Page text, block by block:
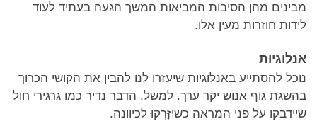
מבינים מהן הסיבות המביאות המשך הגעה בעתיד לעוד
לידות חוזרות מעין אלו.
אנלוגיות
נוכל להסתייע באנלוגיות שיעזרו לנו להבין את הקושי הכרוך
בהשגת גוף אנוש יקר ערך. למשל, הדבר נדיר כמו גרגירי חול
שיידבקו על פני המראה כשיִזָּרְקוּ לכיוונה.